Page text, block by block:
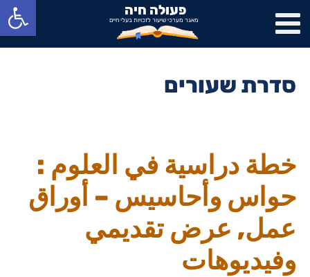
פתח סרגל נגישות פעולה חיה
מאגר מערכי שיעור לזכויות בעלי חיים
סדרת שעורים
خطة دراسية في العلوم :
حواس وأحاسيس – أوراق
عمل, عرض تقديمي
وفيديوهات